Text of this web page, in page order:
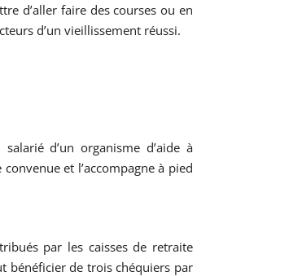
d’aller faire des courses ou en
d’un vieillissement réussi.
d’un organisme d’aide à
et l’accompagne à pied
par les caisses de retraite
bénéficier de trois chéquiers par